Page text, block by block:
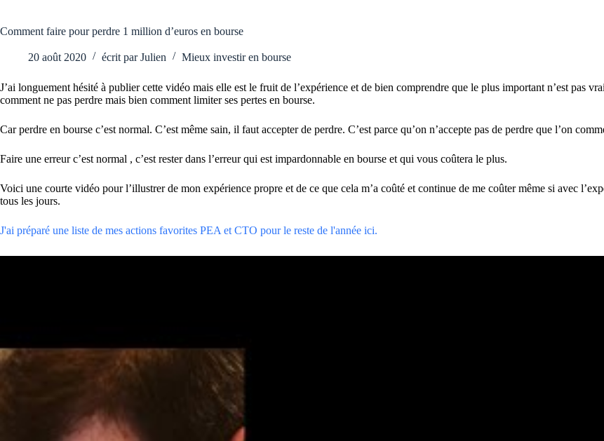
Comment faire pour perdre 1 million d’euros en bourse
20 août 2020 écrit par Julien Mieux investir en bourse
J’ai longuement hésité à publier cette vidéo mais elle est le fruit de l’expérience et de bien comprendre que le plus important n’est pas
comment ne pas perdre mais bien comment limiter ses pertes en bourse.
Car perdre en bourse c’est normal. C’est même sain, il faut accepter de perdre. C’est parce qu’on n’accepte pas de perdre que l’on
Faire une erreur c’est normal , c’est rester dans l’erreur qui est impardonnable en bourse et qui vous coûtera le plus.
Voici une courte vidéo pour l’illustrer de mon expérience propre et de ce que cela m’a coûté et continue de me coûter même si avec
tous les jours.
J'ai préparé une liste de mes actions favorites PEA et CTO pour le reste de l'année ici.
amicalement
Danger Dette : La France peut-elle vraiment faire faillite ?
PS: Tous mes investissements sont partagés en temps réel sur L'Académie des Graphs. Le portefeuille représente mes convictions
l'achat ni à la vente. La performance en cours inclus les gains ou moins values latentes et l'impact du change sur les actions
+122%; 2020: +121%; 2019: +79%; 2018: +21%; 2017: +24%; 2016: +12%; 2015: +45%; 2014: +30%; 2013:+72%, 2012:+9%, 2011:-
t'accompagne au quotidien, partage mes positions et portefeuilles dynamique et long terme en temps réel.